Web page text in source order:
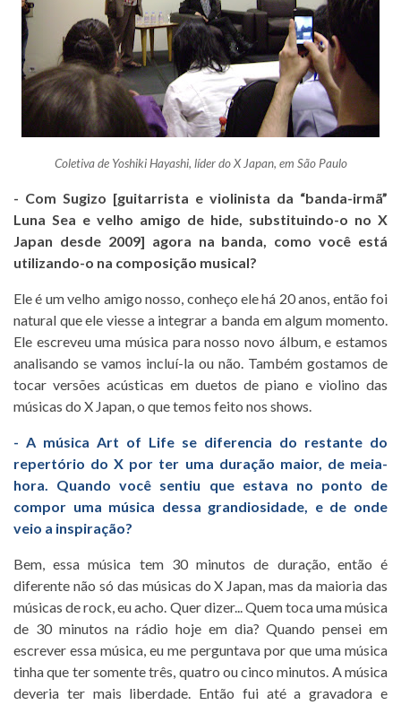
Coletiva de Yoshiki Hayashi, líder do X Japan, em São Paulo
- Com Sugizo [guitarrista e violinista da “banda-irmã”
Luna Sea e velho amigo de hide, substituindo-o no X
Japan desde 2009] agora na banda, como você está
utilizando-o na composição musical?
Ele é um velho amigo nosso, conheço ele há 20 anos, então foi
natural que ele viesse a integrar a banda em algum momento.
Ele escreveu uma música para nosso novo álbum, e estamos
analisando se vamos incluí-la ou não. Também gostamos de
tocar versões acústicas em duetos de piano e violino das
músicas do X Japan, o que temos feito nos shows.
- A música Art of Life se diferencia do restante do
repertório do X por ter uma duração maior, de meia-
hora. Quando você sentiu que estava no ponto de
compor uma música dessa grandiosidade, e de onde
veio a inspiração?
Bem, essa música tem 30 minutos de duração, então é
diferente não só das músicas do X Japan, mas da maioria das
músicas de rock, eu acho. Quer dizer... Quem toca uma música
de 30 minutos na rádio hoje em dia? Quando pensei em
escrever essa música, eu me perguntava por que uma música
tinha que ter somente três, quatro ou cinco minutos. A música
deveria ter mais liberdade. Então fui até a gravadora e